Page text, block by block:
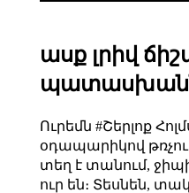
ասք լրիվ
Ուրեմն #Շերլոք
օդապարիկով
տեղ է տանում,
ուր են։ Տեսնեն,